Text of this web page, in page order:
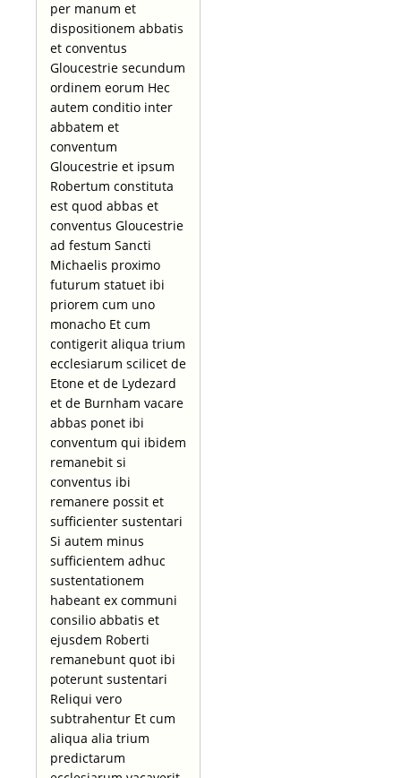
per manum et
dispositionem abbatis
et conventus
Gloucestrie secundum
ordinem eorum Hec
autem conditio inter
abbatem et
conventum
Gloucestrie et ipsum
Robertum constituta
est quod abbas et
conventus Gloucestrie
ad festum Sancti
Michaelis proximo
futurum statuet ibi
priorem cum uno
monacho Et cum
contigerit aliqua trium
ecclesiarum scilicet de
Etone et de Lydezard
et de Burnham vacare
abbas ponet ibi
conventum qui ibidem
remanebit si
conventus ibi
remanere possit et
sufficienter sustentari
Si autem minus
sufficientem adhuc
sustentationem
habeant ex communi
consilio abbatis et
ejusdem Roberti
remanebunt quot ibi
poterunt sustentari
Reliqui vero
subtrahentur Et cum
aliqua alia trium
predictarum